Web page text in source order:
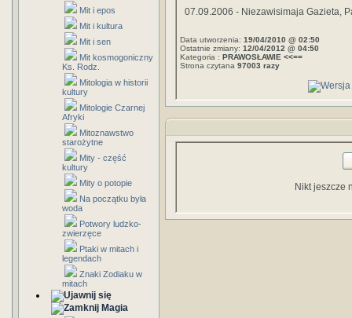
Mit i epos
Mit i kultura
Mit i sen
Mit kosmogoniczny
Ks. Rodz.
Mitologia w historii
kultury
Mitologie Czarnej
Afryki
Mitoznawstwo
starożytne
Mity - część
kultury
Mity o potopie
Na początku była
woda
Potwory ludzko-
zwierzęce
Ptaki w mitach i
legendach
Znaki Zodiaku w
mitach
Magia
07.09.2006 - Niezawisimaja Gazieta,
Data utworzenia: 19/04/2010 @ 02:50
Ostatnie zmiany: 12/04/2012 @ 04:50
Kategoria : PRAWOSŁAWIE <<==
Strona czytana 97003 razy
Nikt jeszcze